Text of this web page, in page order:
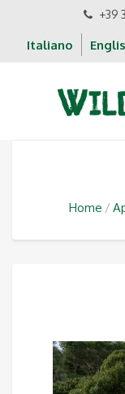
+39
Italiano
Home